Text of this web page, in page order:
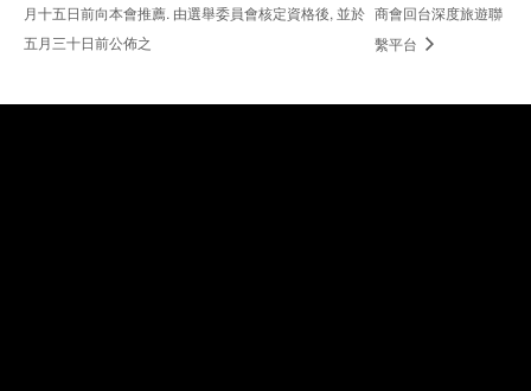
月十五日前向本會推薦. 由選舉委員會核定資格後, 並於
五月三十日前公佈之
商會回台深度旅遊聯
繫平台